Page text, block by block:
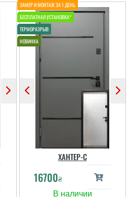
ХАНТЕР-С
16700₴